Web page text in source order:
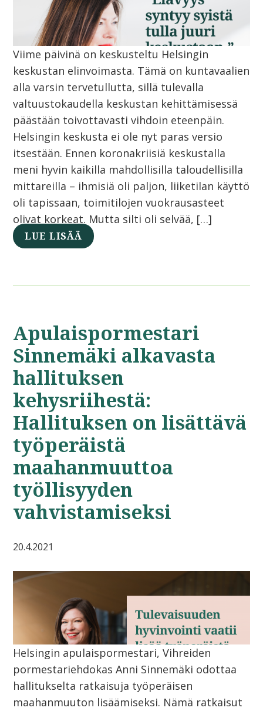
Viime päivinä on keskusteltu Helsingin
keskustan elinvoimasta. Tämä on kuntavaalien
alla varsin tervetullutta, sillä tulevalla
valtuustokaudella keskustan kehittämisessä
päästään toivottavasti vihdoin eteenpäin.
Helsingin keskusta ei ole nyt paras versio
itsestään. Ennen koronakriisiä keskustalla
meni hyvin kaikilla mahdollisilla taloudellisilla
mittareilla – ihmisiä oli paljon, liiketilan käyttö
oli tapissaan, toimitilojen vuokrausasteet
olivat korkeat. Mutta silti oli selvää, […]
LUE LISÄÄ
Apulaispormestari
Sinnemäki alkavasta
hallituksen
kehysriihestä:
Hallituksen on lisättävä
työperäistä
maahanmuuttoa
työllisyyden
vahvistamiseksi
20.4.2021
Helsingin apulaispormestari, Vihreiden
pormestariehdokas Anni Sinnemäki odottaa
hallitukselta ratkaisuja työperäisen
maahanmuuton lisäämiseksi. Nämä ratkaisut